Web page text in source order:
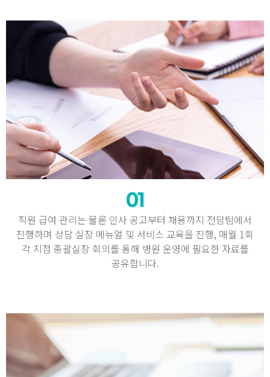
01
직원 급여 관리는 물론 인사 공고부터 채용까지 전담팀에서
진행하며 상담 실장 메뉴얼 및 서비스 교육을 진행, 매월 1회
각 지점 총괄실장 회의를 통해 병원 운영에 필요한 자료를
공유합니다.